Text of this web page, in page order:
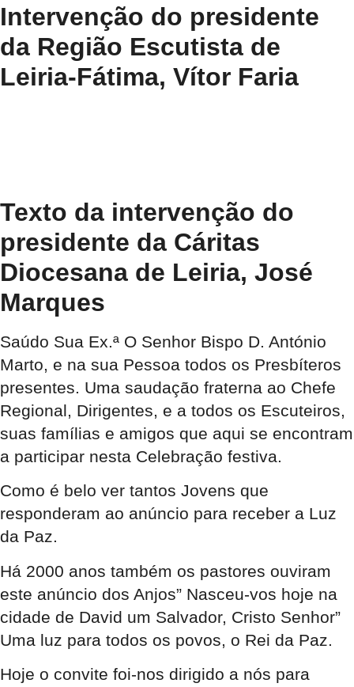
Intervenção do presidente
da Região Escutista de
Leiria-Fátima, Vítor Faria
Texto da intervenção do
presidente da Cáritas
Diocesana de Leiria, José
Marques
Saúdo Sua Ex.ª O Senhor Bispo D. António
Marto, e na sua Pessoa todos os Presbíteros
presentes. Uma saudação fraterna ao Chefe
Regional, Dirigentes, e a todos os Escuteiros,
suas famílias e amigos que aqui se encontram
a participar nesta Celebração festiva.
Como é belo ver tantos Jovens que
responderam ao anúncio para receber a Luz
da Paz.
Há 2000 anos também os pastores ouviram
este anúncio dos Anjos” Nasceu-vos hoje na
cidade de David um Salvador, Cristo Senhor”
Uma luz para todos os povos, o Rei da Paz.
Hoje o convite foi-nos dirigido a nós para